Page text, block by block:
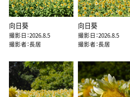
向日葵
撮影日：2026.8.5
撮影者：長居
向日葵
撮影日：2026.8.5
撮影者：長居